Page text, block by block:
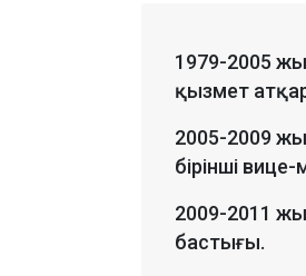
1979-2005
қызмет
2005-2009
бірінші вице-
2009-2011
бастығы.